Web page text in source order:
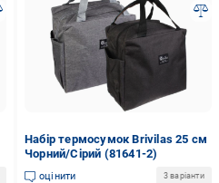
Набір термосумок Brivilas 25 см
Чорний/Сірий (81641-2)
оцінити 3 варіанти